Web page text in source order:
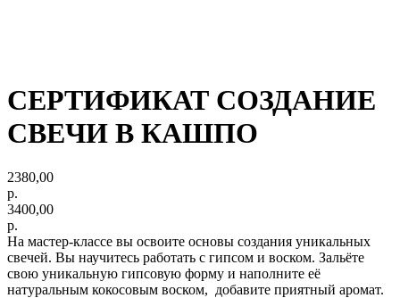
СЕРТИФИКАТ СОЗДАНИЕ
СВЕЧИ В КАШПО
2380,00
р.
3400,00
р.
На мастер-классе вы освоите основы создания уникальных
свечей. Вы научитесь работать с гипсом и воском. Зальёте
свою уникальную гипсовую форму и наполните её
натуральным кокосовым воском, добавите приятный аромат.